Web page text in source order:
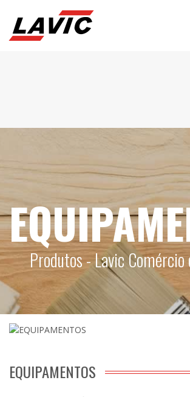
Produtos - Lavic
EQUIPAMENTOS